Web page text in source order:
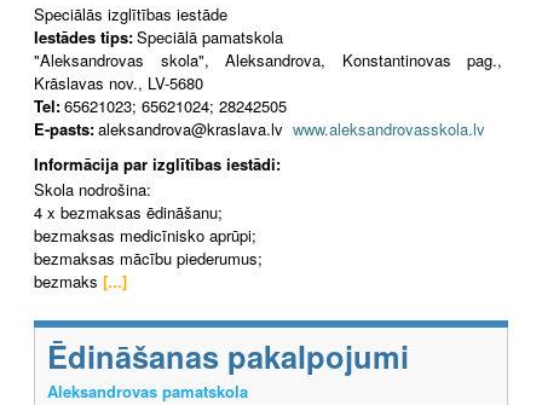
Speciālās izglītības iestāde
Iestādes tips:Speciālā pamatskola
"Aleksandrovas skola", Aleksandrova, Konstantinovas pag.,
Krāslavas nov., LV-5680
Tel:65621023; 65621024; 28242505
E-pasts:aleksandrova@kraslava.lv www.aleksandrovasskola.lv
Informācija par izglītības iestādi:
Skola nodrošina:
4 x bezmaksas ēdināšanu;
bezmaksas medicīnisko aprūpi;
bezmaksas mācību piederumus;
bezmaks [...]
Ēdināšanas pakalpojumi
Aleksandrovas pamatskola